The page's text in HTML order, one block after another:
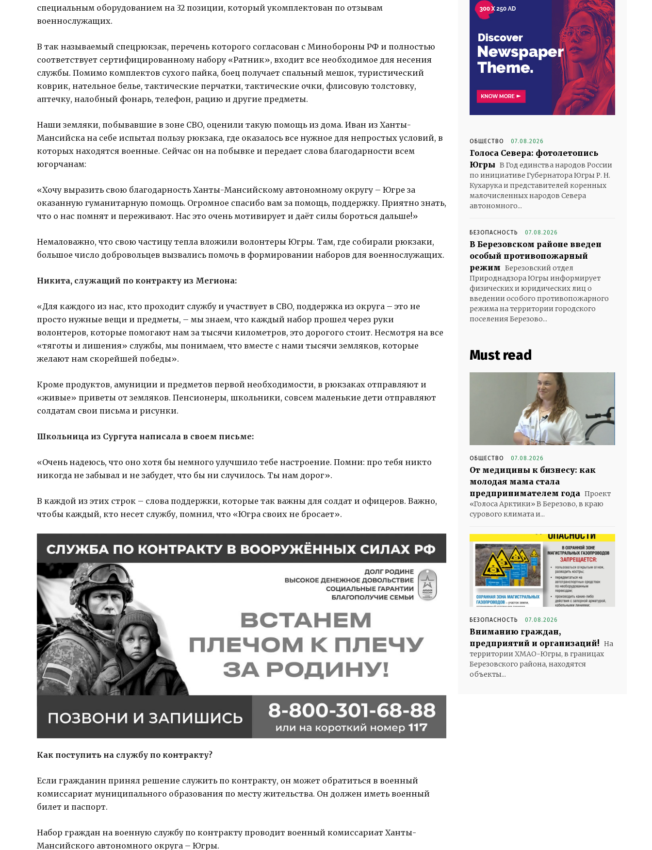
специальным оборудованием на 32 позиции, который укомплектован по отзывам
военнослужащих.
В так называемый спецрюкзак, перечень которого согласован с Минобороны РФ и полностью
соответствует сертифицированному набору «Ратник», входит все необходимое для несения
службы. Помимо комплектов сухого пайка, боец получает спальный мешок, туристический
коврик, нательное белье, тактические перчатки, тактические очки, флисовую толстовку,
аптечку, налобный фонарь, телефон, рацию и другие предметы.
Наши земляки, побывавшие в зоне СВО, оценили такую помощь из дома. Иван из Ханты-
Мансийска на себе испытал пользу рюкзака, где оказалось все нужное для непростых условий, в
которых находятся военные. Сейчас он на побывке и передает слова благодарности всем
югорчанам:
«Хочу выразить свою благодарность Ханты-Мансийскому автономному округу – Югре за
оказанную гуманитарную помощь. Огромное спасибо вам за помощь, поддержку. Приятно знать,
что о нас помнят и переживают. Нас это очень мотивирует и даёт силы бороться дальше!»
Немаловажно, что свою частицу тепла вложили волонтеры Югры. Там, где собирали рюкзаки,
большое число добровольцев вызвались помочь в формировании наборов для военнослужащих.
Никита, служащий по контракту из Мегиона:
«Для каждого из нас, кто проходит службу и участвует в СВО, поддержка из округа – это не
просто нужные вещи и предметы, – мы знаем, что каждый набор прошел через руки
волонтеров, которые помогают нам за тысячи километров, это дорогого стоит. Несмотря на все
«тяготы и лишения» службы, мы понимаем, что вместе с нами тысячи земляков, которые
желают нам скорейшей победы».
Кроме продуктов, амуниции и предметов первой необходимости, в рюкзаках отправляют и
«живые» приветы от земляков. Пенсионеры, школьники, совсем маленькие дети отправляют
солдатам свои письма и рисунки.
Школьница из Сургута написала в своем письме:
«Очень надеюсь, что оно хотя бы немного улучшило тебе настроение. Помни: про тебя никто
никогда не забывал и не забудет, что бы ни случилось. Ты нам дорог».
В каждой из этих строк – слова поддержки, которые так важны для солдат и офицеров. Важно,
чтобы каждый, кто несет службу, помнил, что «Югра своих не бросает».
Как поступить на службу по контракту?
Если гражданин принял решение служить по контракту, он может обратиться в военный
комиссариат муниципального образования по месту жительства. Он должен иметь военный
билет и паспорт.
Набор граждан на военную службу по контракту проводит военный комиссариат Ханты-
Мансийского автономного округа – Югры.
ОБЩЕСТВО 07.08.2026
Голоса Севера: фотолетопись
Югры В Год единства народов России
по инициативе Губернатора Югры Р. Н.
Кухарука и представителей коренных
малочисленных народов Севера
автономного...
БЕЗОПАСНОСТЬ 07.08.2026
В Березовском районе введен
особый противопожарный
режим Березовский отдел
Природнадзора Югры информирует
физических и юридических лиц о
введении особого противопожарного
режима на территории городского
поселения Березово...
Must read
ОБЩЕСТВО 07.08.2026
От медицины к бизнесу: как
молодая мама стала
предпринимателем года Проект
«Голоса Арктики» В Березово, в краю
сурового климата и...
БЕЗОПАСНОСТЬ 07.08.2026
Вниманию граждан,
предприятий и организаций! На
территории ХМАО-Югры, в границах
Березовского района, находятся
объекты...